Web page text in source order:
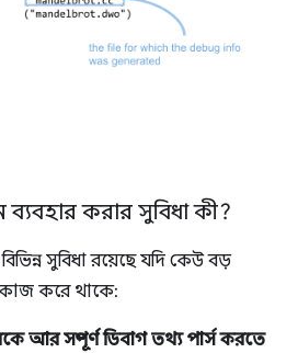
ব্যবহার করার সুবিধা কী?
সুবিধা রয়েছে যদি কেউ বড়
কাজ করে থাকে:
আর সম্পূর্ণ ডিবাগ তথ্য পার্স করতে